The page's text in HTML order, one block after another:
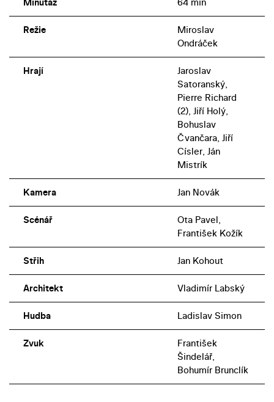
Režie
Miroslav
Ondráček
Hrají
Jaroslav
Satoranský,
Pierre Richard
(2), Jiří Holý,
Bohuslav
Čvančara, Jiří
Císler, Ján
Mistrík
Kamera Jan Novák
Scénář
Ota Pavel,
František Kožík
Střih Jan Kohout
Architekt Vladimír Labský
Hudba Ladislav Simon
Zvuk
František
Šindelář,
Bohumír Brunclík